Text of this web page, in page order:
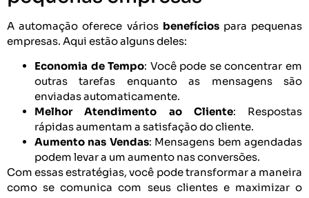
A automação oferece vários benefíciospara pequenas
empresas. Aqui estão alguns deles:
Economia de Tempo: Você pode se concentrar em
outras tarefas enquanto as mensagens são
enviadas automaticamente.
Melhor Atendimento ao Cliente: Respostas
rápidas aumentam a satisfação do cliente.
Aumento nas Vendas: Mensagens bem agendadas
podem levar a um aumento nas conversões.
Com essas estratégias, você pode transformar a maneira
como se comunica com seus clientes e maximizar o